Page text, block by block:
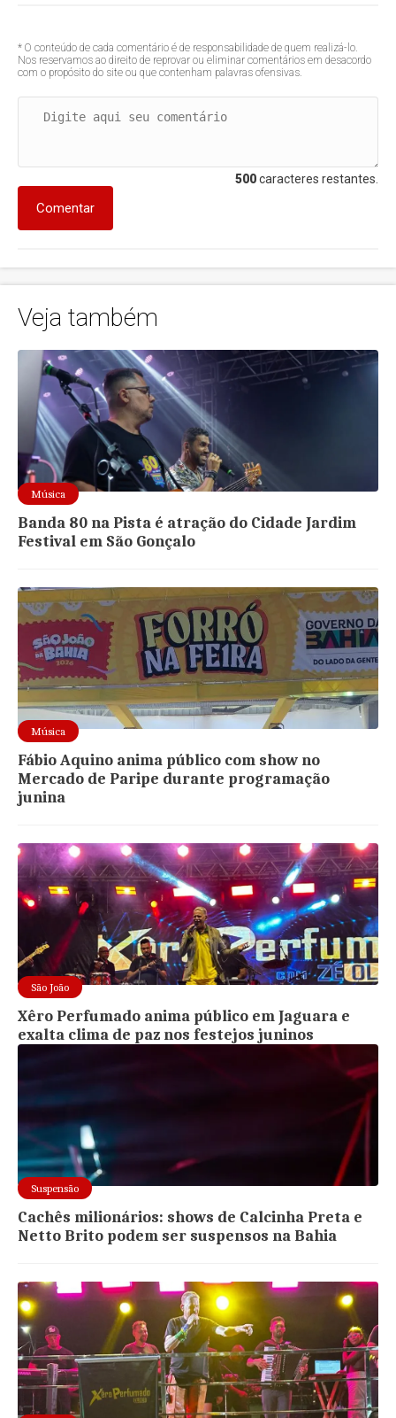
* O conteúdo de cada comentário é de responsabilidade de quem realizá-lo.
Nos reservamos ao direito de reprovar ou eliminar comentários em desacordo
com o propósito do site ou que contenham palavras ofensivas.
500caracteres restantes.
Comentar
Veja também
Música
Banda 80 na Pista é atração do Cidade Jardim
Festival em São Gonçalo
Música
Fábio Aquino anima público com show no
Mercado de Paripe durante programação
junina
São João
Xêro Perfumado anima público em Jaguara e
exalta clima de paz nos festejos juninos
Suspensão
Cachês milionários: shows de Calcinha Preta e
Netto Brito podem ser suspensos na Bahia